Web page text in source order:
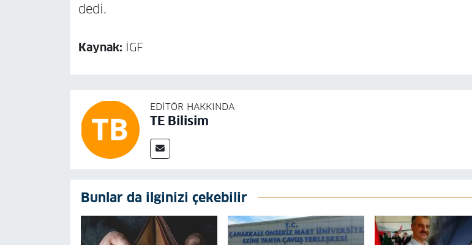
dedi.
Kaynak: İGF
EDITÖR HAKKINDA
TE Bilisim
Bunlar da ilginizi çekebilir